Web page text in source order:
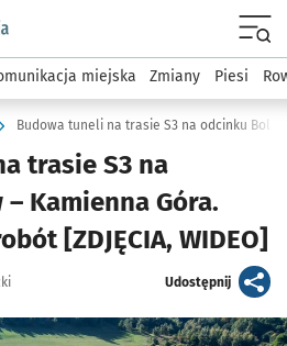
podserwis: Komunikacja
miejska Zmiany Piesi
trasie S3 na
Kamienna Góra.
[ZDJĘCIA, WIDEO]
Udostępnijartykuł